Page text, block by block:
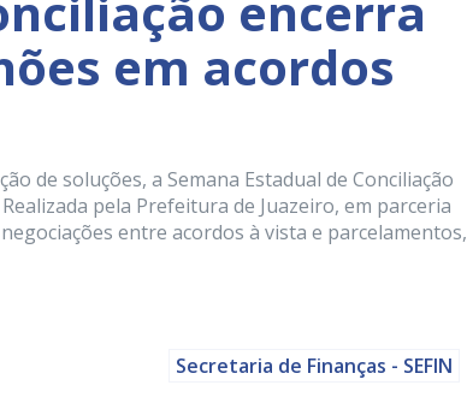
em acordos
de soluções, a Semana Estadual de Conciliação
pela Prefeitura de Juazeiro, em parceria
entre acordos à vista e parcelamentos,
Secretaria de Finanças - SEFIN